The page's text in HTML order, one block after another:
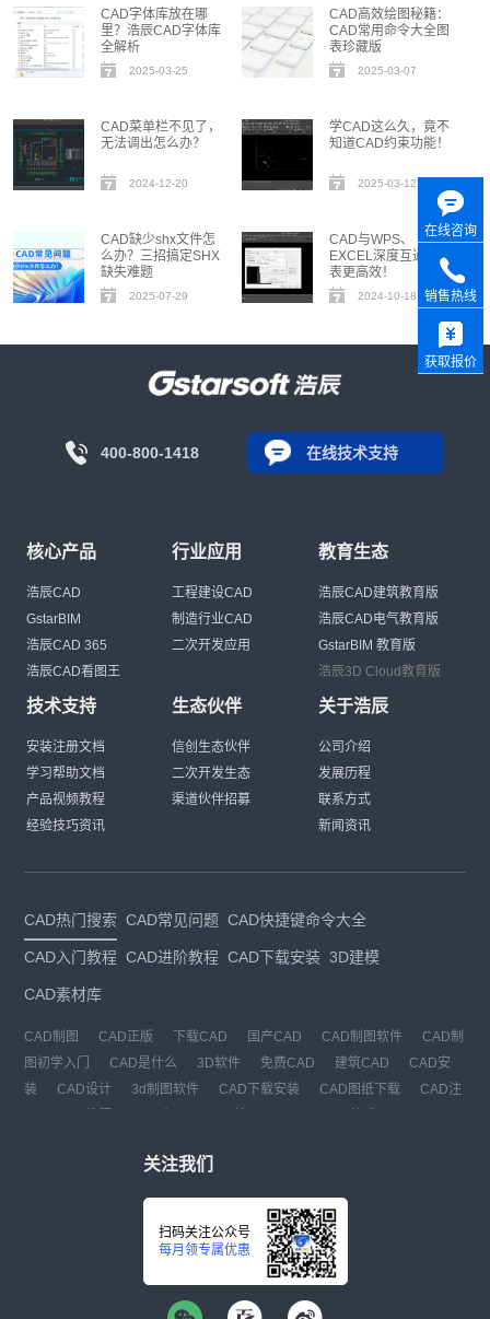
CAD字体库放在哪
里？浩辰CAD字体库
全解析
2025-03-25
CAD高效绘图秘籍：
CAD常用命令大全图
表珍藏版
2025-03-07
CAD菜单栏不见了，
无法调出怎么办？
2024-12-20
学CAD这么久，竟不
知道CAD约束功能！
2025-03-12
CAD缺少shx文件怎
么办？三招搞定SHX
缺失难题
2025-07-29
CAD与WPS、
EXCEL深度互通，制
表更高效！
2024-10-18
400-800-1418 在线技术支持
核心产品
浩辰CAD
GstarBIM
浩辰CAD 365
浩辰CAD看图王
行业应用
工程建设CAD
制造行业CAD
二次开发应用
教育生态
浩辰CAD建筑教育版
浩辰CAD电气教育版
GstarBIM 教育版
浩辰3D Cloud教育版
技术支持
安装注册文档
学习帮助文档
产品视频教程
经验技巧资讯
生态伙伴
信创生态伙伴
二次开发生态
渠道伙伴招募
关于浩辰
公司介绍
发展历程
联系方式
新闻资讯
CAD热门搜索 CAD常见问题 CAD快捷键命令大全
CAD入门教程 CAD进阶教程 CAD下载安装 3D建模
CAD素材库
CAD制图 CAD正版 下载CAD 国产CAD CAD制图软件
CAD制
图初学入门
CAD是什么 3D软件 免费CAD 建筑CAD
CAD安
装
CAD设计 3d制图软件 CAD下载安装 CAD图纸下载
CAD注
关注我们
扫码关注公众号
每月领专属优惠
在线咨询
销售热线
获取报价